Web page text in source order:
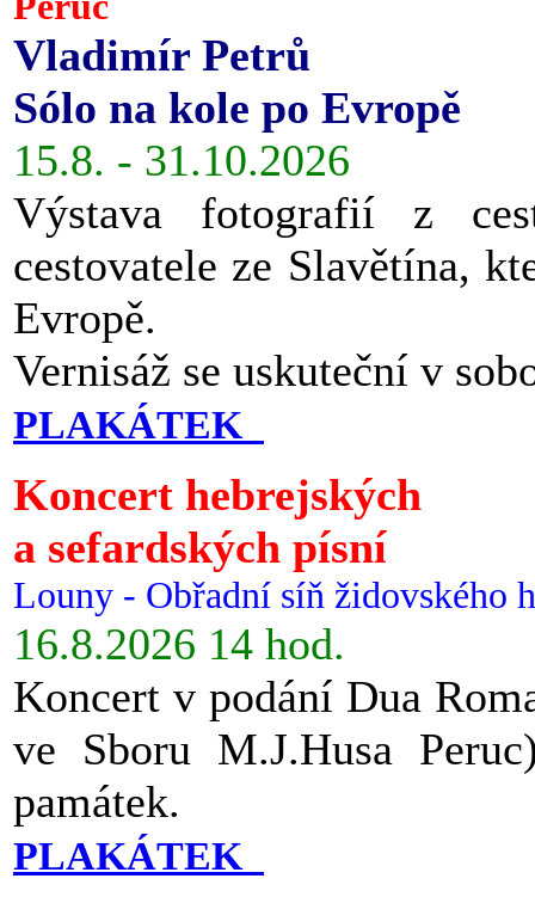
Vladimír Petrů
Sólo na kole po Evropě
15.8. - 31.10.2026
Výstava fotografií z
cestovatele ze Slavětína,
Evropě.
Vernisáž se uskuteční v
PLAKÁTEK
Koncert hebrejských
a sefardských písní
Louny - Obřadní síň židovského
16.8.2026 14 hod.
Koncert v podání Dua
ve Sboru M.J.Husa
památek.
PLAKÁTEK